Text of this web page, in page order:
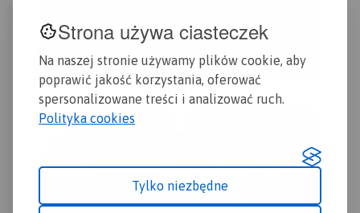
Strona używa ciasteczek
Na naszej stronie używamy plików cookie, aby
poprawić jakość korzystania, oferować
spersonalizowane treści i analizować ruch.
Polityka cookies
Tylko niezbędne